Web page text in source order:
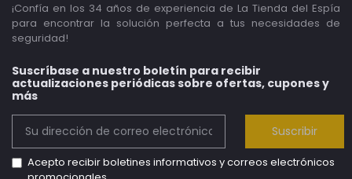
¡Confía en los 34 años de experiencia de La Tienda del Espía
para encontrar la solución perfecta a tus necesidades de
seguridad!
Suscríbase a nuestro boletín para recibir
actualizaciones periódicas sobre ofertas, cupones y
más
Suscribir
Acepto recibir boletines informativos y correos electrónicos